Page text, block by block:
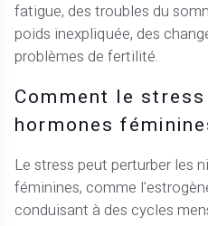
fatigue, des troubles du
poids inexpliquée, des
problèmes de fertilité.
Comment le
hormones
Le stress peut perturber les
féminines, comme
conduisant à des cycles